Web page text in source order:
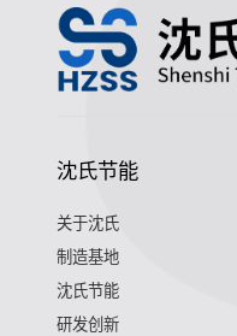
沈氏节能
关于沈氏
制造基地
沈氏节能
研发创新